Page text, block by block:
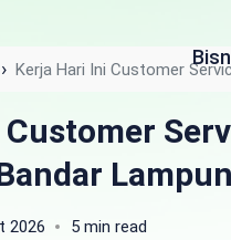
› Kerja Hari Ini Customer
2026 5 min read